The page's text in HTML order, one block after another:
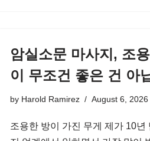
암실소문 마사지, 조
이 무조건 좋은 건 아
by Harold Ramirez August 6, 2026
조용한 방이 가진 무게 제가 10년